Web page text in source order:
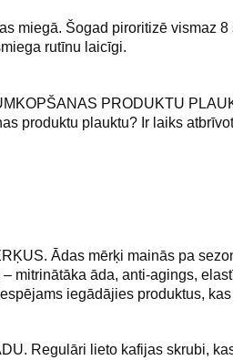
miegā. Šogad piroritizē vismaz
rutīnu laicīgi.
PRODUKTU
produktu plauktu? Ir laiks
Ādas mērķi mainās pa
mitrinātāka āda, anti-agings,
iegādājies produktus,
Regulāri lieto kafijas skrubi,